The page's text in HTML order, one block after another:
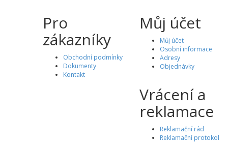
Pro
zákazníky
Obchodní podmínky
Dokumenty
Kontakt
Můj účet
Můj účet
Osobní informace
Adresy
Objednávky
Vrácení a
reklamace
Reklamační rád
Reklamační protokol